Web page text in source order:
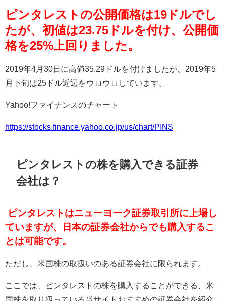
ピンタレストの公開価格は19ドルでし
たが、初値は23.75ドルを付け、公開価
格を25%上回りました。
2019年4 月 30日に高値35.29 ドルを付けましたが、 2019年5
月下旬は25 ドル近辺をウロウロしています。
Yahoo!ファイナンスのチャート
https://stocks.finance.yahoo.co.jp/us/chart/PINS
ピンタレストの株を購入できる証券
会社は？
ピンタレストはニューヨーク証券取引所に上場し
ていますが、日本の証券会社からでも購入するこ
とは可能です。
ただし、米国株の取扱いのある証券会社に限られます。
ここでは、ピンタレストの株を購入することができる、米
国株を取り扱っている当サイトおすすめの証券会社を紹介